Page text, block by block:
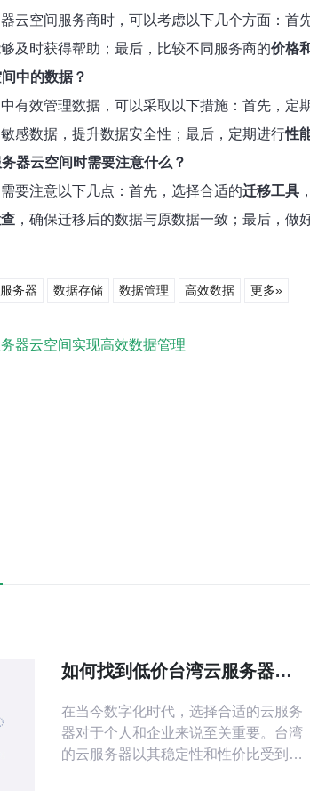
云空间服务商时，可以考虑以下几个方面：首
及时获得帮助；最后，比较不同服务商的价格
中的数据？
有效管理数据，可以采取以下措施：首先，定
感数据，提升数据安全性；最后，定期进行性
器云空间时需要注意什么？
要注意以下几点：首先，选择合适的迁移工具
，确保迁移后的数据与原数据一致；最后，做
务器 数据存储 数据管理 高效数据 更多»
器云空间实现高效数据管理
如何找到低价台湾云服务器满
在当今数字化时代，选择合适的云服务
器对于个人和企业来说至关重要。台湾
的云服务器以其稳定性和性价比受到广